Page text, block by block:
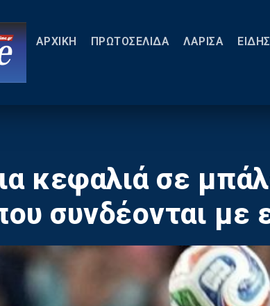
ΑΡΧΙΚΗ ΠΡΩΤΟΣΕΛΙΔΑ ΛΑΡΙΣΑ
κεφαλιά σε
συνδέονται με